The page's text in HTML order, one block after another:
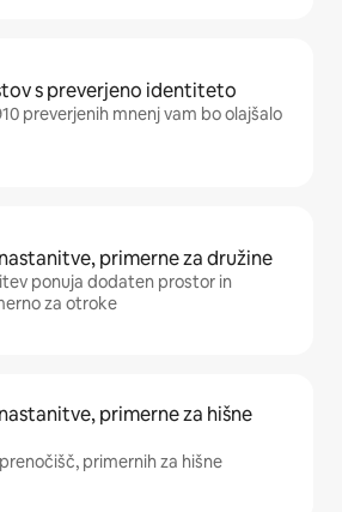
s preverjeno identiteto
preverjenih mnenj vam bo olajšalo
primerne za družine
ponuja dodaten prostor in
za otroke
primerne za hišne
primernih za hišne